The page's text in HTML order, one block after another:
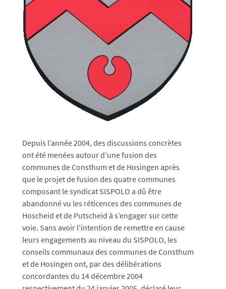
Depuis l’année 2004, des discussions concrètes
ont été menées autour d’une fusion des
communes de Consthum et de Hosingen après
que le projet de fusion des quatre communes
composant le syndicat SISPOLO a dû être
abandonné vu les réticences des communes de
Hoscheid et de Putscheid à s’engager sur cette
voie. Sans avoir l’intention de remettre en cause
leurs engagements au niveau du SISPOLO, les
conseils communaux des communes de Consthum
et de Hosingen ont, par des délibérations
concordantes du 14 décembre 2004